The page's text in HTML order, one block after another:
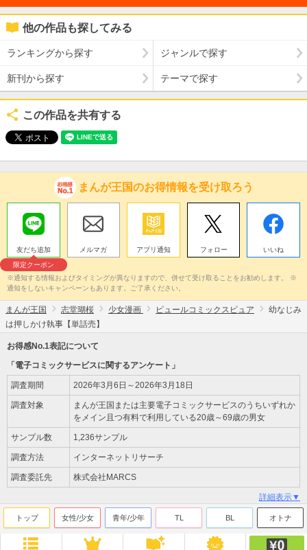
他の作品も探してみる
ランキングから探す ジャンルで探す
新刊から探す テーマで探す
この作品を共有する
まんが王国のお得情報を受け取ろう
友だち追加
限定クーポン
メルマガ アプリ通知 フォロー いいね
※通知する情報およびタイミングが異なりますので、併せて受け取ることをお勧めします。 ※
通知をしないキャンペーンもあります。ご了承ください。
まんが王国 志堂瑚桜 少女漫画 ピュールコミックスピュア
幼なじみ
は押しかけ執事【単話売】
お得感No.1表記について
「電子コミックサービスに関するアンケート」
調査期間 2026年3月6日～2026年3月18日
調査対象
まんが王国または主要電子コミックサービスのうちいずれか
をメイン且つ有料で利用している20歳～69歳の男女
サンプル数 1,236サンプル
調査方法 インターネットリサーチ
調査委託先 株式会社MARCS
詳細表示▼
トップ 女性/少女 青年/少年 TL BL オトナ